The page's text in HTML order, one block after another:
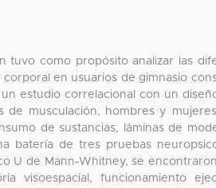
tuvo como propósito analizar las
en usuarios de gimnasio
estudio correlacional con un
de musculación, hombres y
de sustancias, láminas de
batería de tres pruebas
U de Mann-Whitney, se
visoespacial, funcionamiento